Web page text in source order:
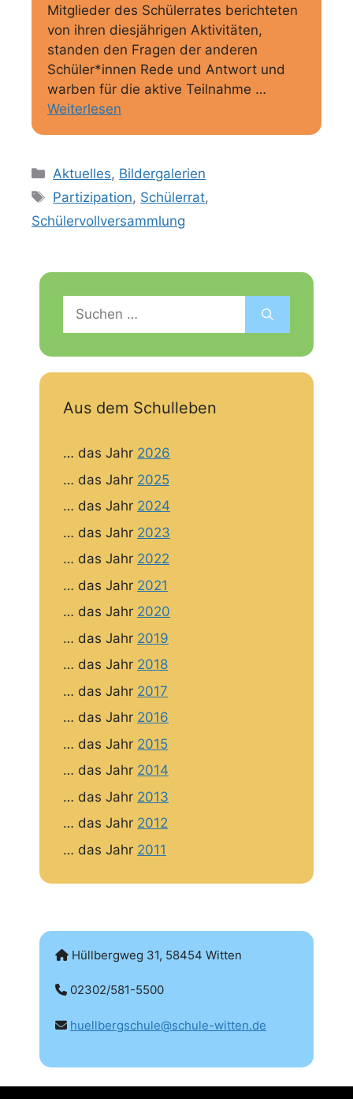
Mitglieder des Schülerrates berichteten
von ihren diesjährigen Aktivitäten,
standen den Fragen der anderen
Schüler*innen Rede und Antwort und
warben für die aktive Teilnahme …
Weiterlesen
Kategorien
Aktuelles, Bildergalerien
Schlagwörter
Partizipation, Schülerrat,
Schülervollversammlung
Suchen
nach:
Aus dem Schulleben
… das Jahr 2026
… das Jahr 2025
… das Jahr 2024
… das Jahr 2023
… das Jahr 2022
… das Jahr 2021
… das Jahr 2020
… das Jahr 2019
… das Jahr 2018
… das Jahr 2017
… das Jahr 2016
… das Jahr 2015
… das Jahr 2014
… das Jahr 2013
… das Jahr 2012
… das Jahr 2011
Hüllbergweg 31, 58454 Witten
02302/581-5500
huellbergschule@schule-witten.de